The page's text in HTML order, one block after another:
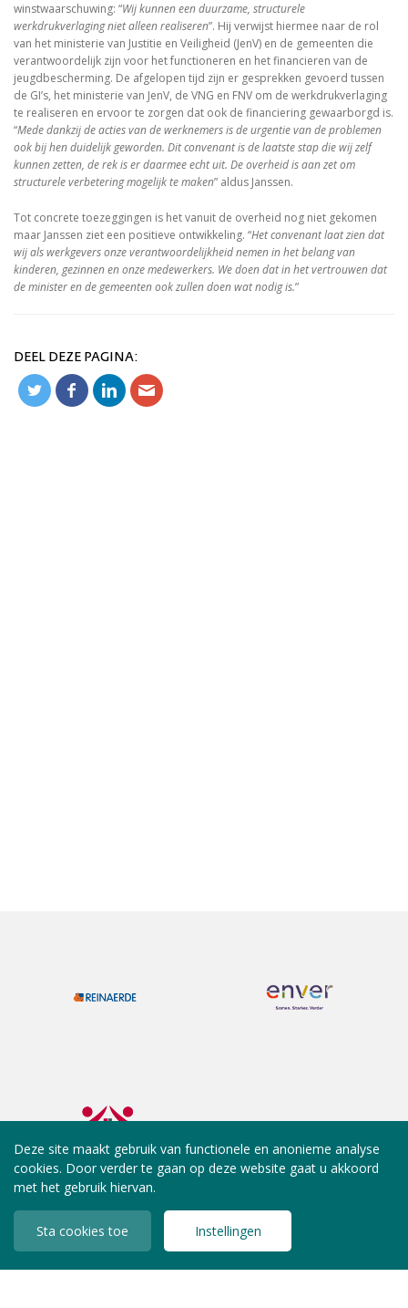
winstwaarschuwing: “Wij kunnen een duurzame, structurele
werkdrukverlaging niet alleen realiseren”. Hij verwijst hiermee naar de rol
van het ministerie van Justitie en Veiligheid (JenV) en de gemeenten die
verantwoordelijk zijn voor het functioneren en het financieren van de
jeugdbescherming. De afgelopen tijd zijn er gesprekken gevoerd tussen
de GI’s, het ministerie van JenV, de VNG en FNV om de werkdrukverlaging
te realiseren en ervoor te zorgen dat ook de financiering gewaarborgd is.
“Mede dankzij de acties van de werknemers is de urgentie van de problemen
ook bij hen duidelijk geworden. Dit convenant is de laatste stap die wij zelf
kunnen zetten, de rek is er daarmee echt uit. De overheid is aan zet om
structurele verbetering mogelijk te maken” aldus Janssen.
Tot concrete toezeggingen is het vanuit de overheid nog niet gekomen
maar Janssen ziet een positieve ontwikkeling. “Het convenant laat zien dat
wij als werkgevers onze verantwoordelijkheid nemen in het belang van
kinderen, gezinnen en onze medewerkers. We doen dat in het vertrouwen dat
de minister en de gemeenten ook zullen doen wat nodig is.”
DEEL DEZE PAGINA:
Deze site maakt gebruik van functionele en anonieme analyse
cookies. Door verder te gaan op deze website gaat u akkoord
met het gebruik hiervan.
Sta cookies toe Instellingen